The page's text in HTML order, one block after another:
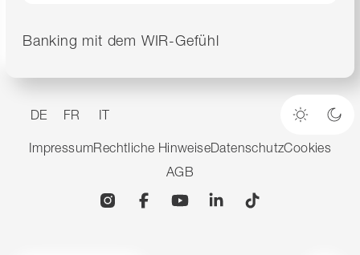
Banking mit dem WIR-Gefühl
DE FR IT
Heller
ImpressumRechtliche HinweiseDatenschutzCookies
AGB
InstagramFacebookYouTubeLinkedin